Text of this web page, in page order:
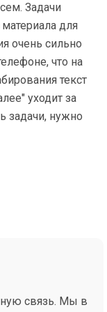
Задачи
для
очень сильно
что на
текст
уходит за
задачи, нужно
связь. Мы в